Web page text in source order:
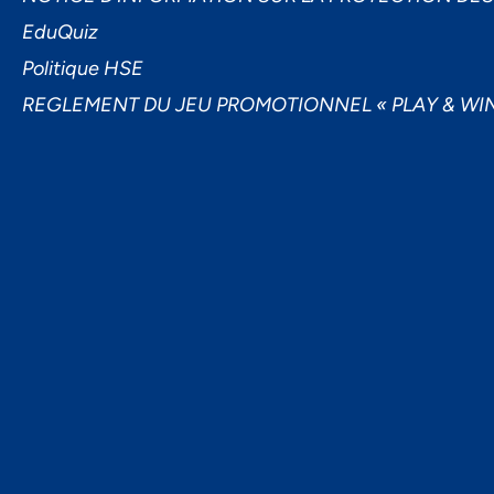
EduQuiz
Politique HSE
REGLEMENT DU JEU PROMOTIONNEL « PLAY &